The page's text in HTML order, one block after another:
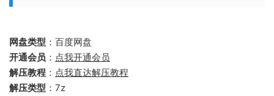
网盘类型 ：百度网盘
开通会员 ： 点我开通会员
解压教程 ： 点我直达解压教程
解压类型 ：7z